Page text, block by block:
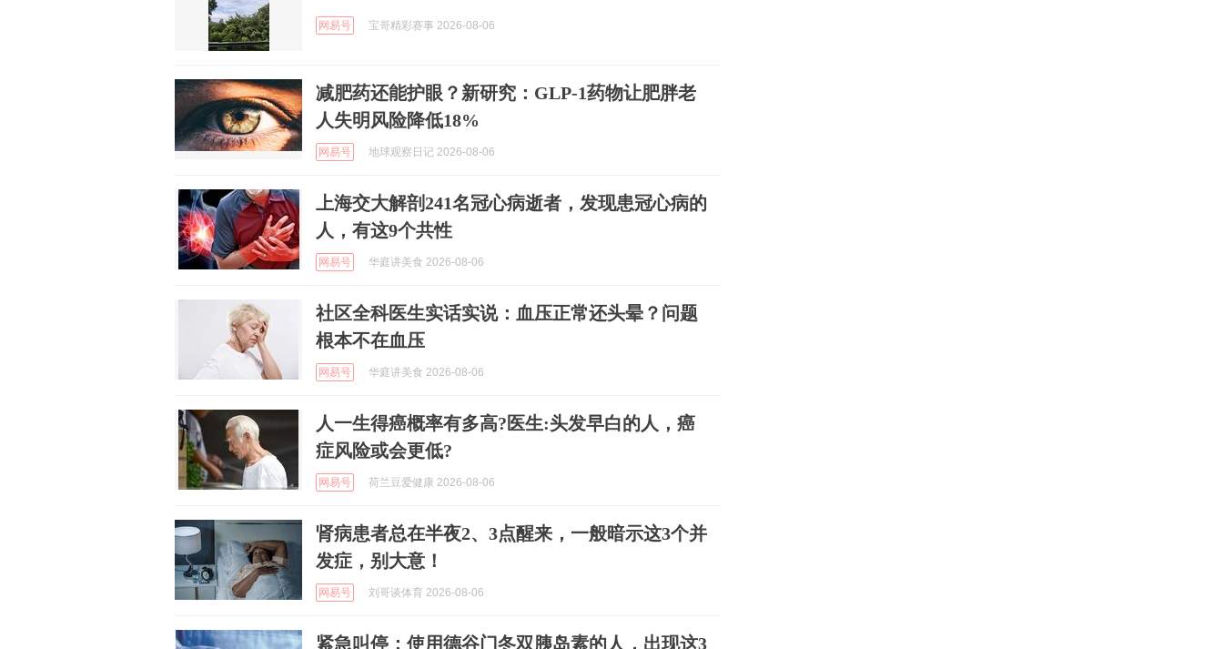
网易号 宝哥精彩赛事 2026-08-06
减肥药还能护眼？新研究：GLP-1药物让肥胖老
人失明风险降低18%
网易号 地球观察日记 2026-08-06
上海交大解剖241名冠心病逝者，发现患冠心病的
人，有这9个共性
网易号 华庭讲美食 2026-08-06
社区全科医生实话实说：血压正常还头晕？问题
根本不在血压
网易号 华庭讲美食 2026-08-06
人一生得癌概率有多高?医生:头发早白的人，癌
症风险或会更低?
网易号 荷兰豆爱健康 2026-08-06
肾病患者总在半夜2、3点醒来，一般暗示这3个并
发症，别大意！
网易号 刘哥谈体育 2026-08-06
紧急叫停：使用德谷门冬双胰岛素的人，出现这3